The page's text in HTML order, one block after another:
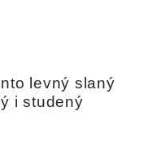
levný slaný
i studený